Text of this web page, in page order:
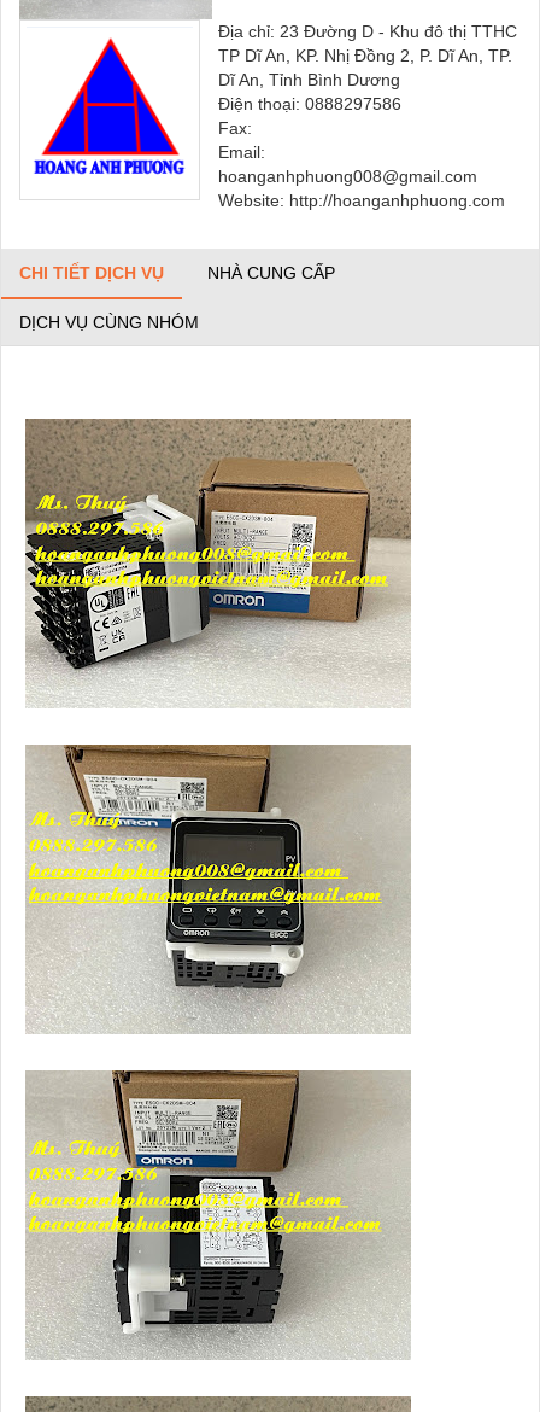
Địa chỉ: 23 Đường D - Khu đô thị TTHC
TP Dĩ An, KP. Nhị Đồng 2, P. Dĩ An, TP.
Dĩ An, Tỉnh Bình Dương
Điện thoại: 0888297586
Fax:
Email:
hoanganhphuong008@gmail.com
Website: http://hoanganhphuong.com
CHI TIẾT DỊCH VỤ NHÀ CUNG CẤP
DỊCH VỤ CÙNG NHÓM